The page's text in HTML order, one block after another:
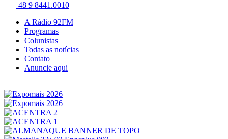
48 9 8441.0010
A Rádio 92FM
Programas
Colunistas
Todas as notícias
Contato
Anuncie aqui